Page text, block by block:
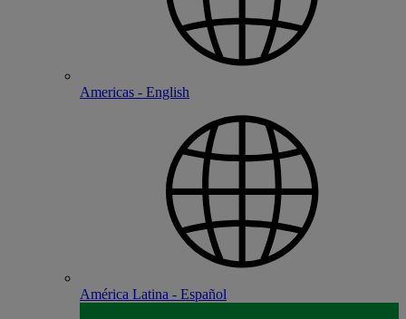
Americas - English
América Latina - Español